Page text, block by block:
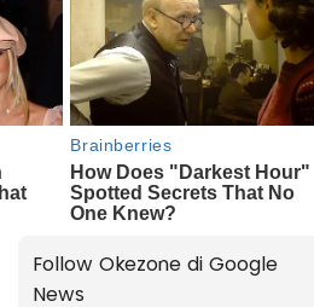
Follow Okezone di Google
News